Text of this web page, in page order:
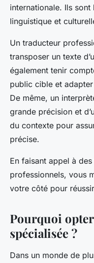
internationale. Ils
linguistique et
Un traducteur
transposer un texte
également tenir
public cible et
De même, un
grande précision et
du contexte pour
précise.
En faisant appel à
professionnels, vous
votre côté pour
Pourquoi
spécialisée ?
Dans un monde de